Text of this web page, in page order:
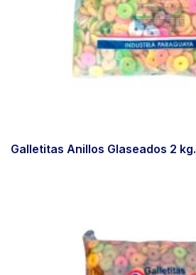
Galletitas Anillos Glaseados 2 kg.